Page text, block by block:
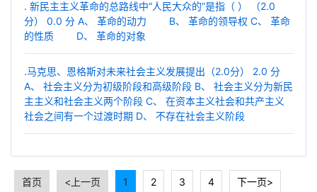
. 新民主主义革命的总路线中“人民大众的”是指（ ） （2.0
分） 0.0 分 A、 革命的动力 B、 革命的领导权 C、 革命
的性质 D、 革命的对象
.马克思、恩格斯对未来社会主义发展提出（2.0分） 2.0 分
A、 社会主义分为初级阶段和高级阶段 B、 社会主义分为新民
主主义和社会主义两个阶段 C、 在资本主义社会和共产主义
社会之间有一个过渡时期 D、 不存在社会主义阶段
首页 <上一页 1 2 3 4 下一页>